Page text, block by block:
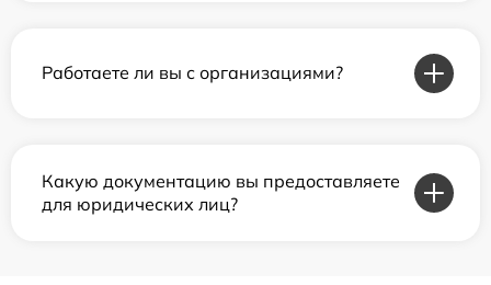
Работаете ли вы с организациями?
Какую документацию вы предоставляете
для юридических лиц?